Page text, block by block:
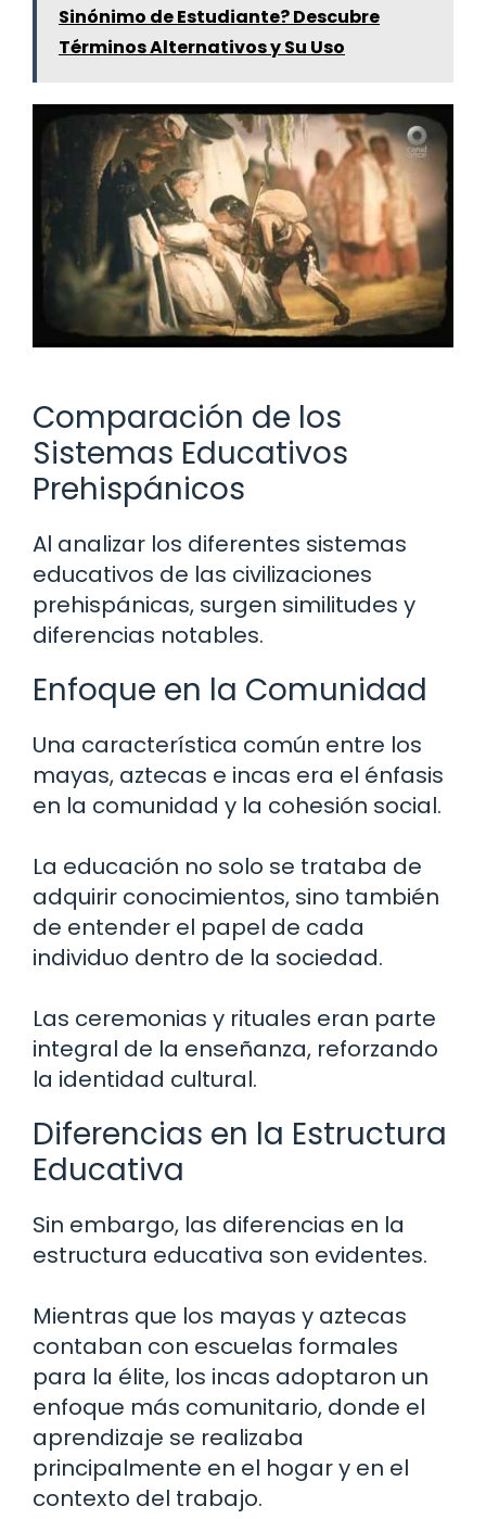
Sinónimo de Estudiante? Descubre
Términos Alternativos y Su Uso
Comparación de los
Sistemas Educativos
Prehispánicos
Al analizar los diferentes sistemas
educativos de las civilizaciones
prehispánicas, surgen similitudes y
diferencias notables.
Enfoque en la Comunidad
Una característica común entre los
mayas, aztecas e incas era el énfasis
en la comunidad y la cohesión social.
La educación no solo se trataba de
adquirir conocimientos, sino también
de entender el papel de cada
individuo dentro de la sociedad.
Las ceremonias y rituales eran parte
integral de la enseñanza, reforzando
la identidad cultural.
Diferencias en la Estructura
Educativa
Sin embargo, las diferencias en la
estructura educativa son evidentes.
Mientras que los mayas y aztecas
contaban con escuelas formales
para la élite, los incas adoptaron un
enfoque más comunitario, donde el
aprendizaje se realizaba
principalmente en el hogar y en el
contexto del trabajo.